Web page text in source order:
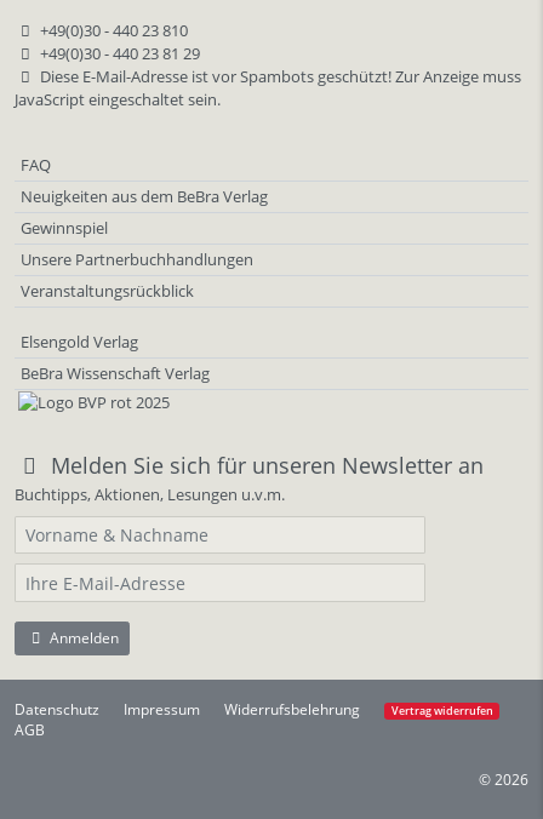
+49(0)30 - 440 23 810
+49(0)30 - 440 23 81 29
Diese E-Mail-Adresse ist vor Spambots geschützt! Zur Anzeige muss
JavaScript eingeschaltet sein.
FAQ
Neuigkeiten aus dem BeBra Verlag
Gewinnspiel
Unsere Partnerbuchhandlungen
Veranstaltungsrückblick
Elsengold Verlag
BeBra Wissenschaft Verlag
Melden Sie sich für unseren Newsletter an
Buchtipps, Aktionen, Lesungen u.v.m.
Anmelden
Datenschutz Impressum Widerrufsbelehrung Vertrag widerrufen
AGB
© 2026